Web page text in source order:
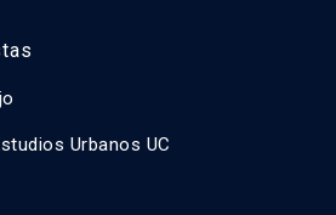
Urbanos UC